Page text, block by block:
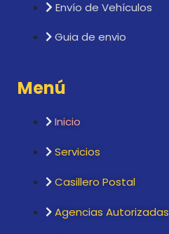
Envío de Vehículos
Guia de envio
Menú
Inicio
Servicios
Casillero Postal
Agencias Autorizadas